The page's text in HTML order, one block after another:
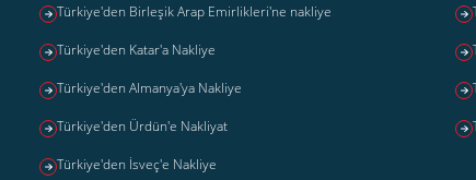
Türkiye'den Birleşik Arap Emirlikleri'ne nakliye
Türkiye'den Katar'a Nakliye
Türkiye'den Almanya'ya Nakliye
Türkiye'den Ürdün'e Nakliyat
Türkiye'den İsveç'e Nakliye